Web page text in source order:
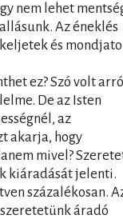
nem lehet
Az éneklés
és
ez? Szó volt
De az Isten
az
akarja, hogy
mivel?
kiáradását jelenti.
százalékosan.
áradó